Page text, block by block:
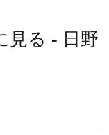
る - 日野